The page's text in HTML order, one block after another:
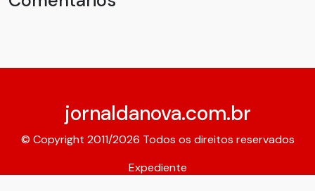
jornaldanova.com.br
© Copyright 2011/2026 Todos os direitos reservados
Expediente